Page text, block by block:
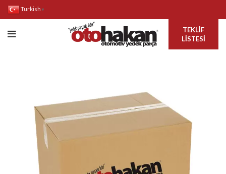
Turkish ▼
TEKLIF
LISTESI